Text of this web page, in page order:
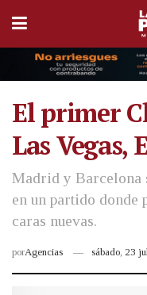
El primer
Las Vegas,
Madrid y Barcelona
en un partido donde
caras nuevas.
porAgencias sábado, 23